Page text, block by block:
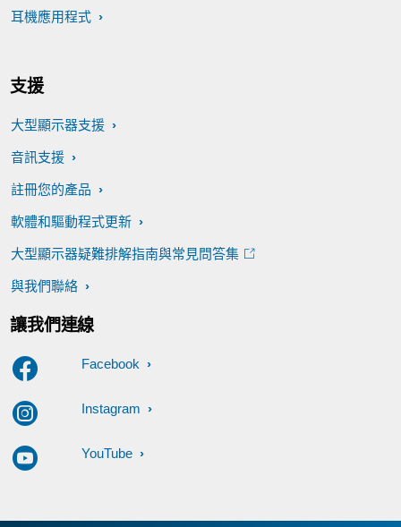
耳機應用程式
支援
大型顯示器支援
音訊支援
註冊您的產品
軟體和驅動程式更新
大型顯示器疑難排解指南與常見問答集
與我們聯絡
讓我們連線
Facebook
Instagram
YouTube